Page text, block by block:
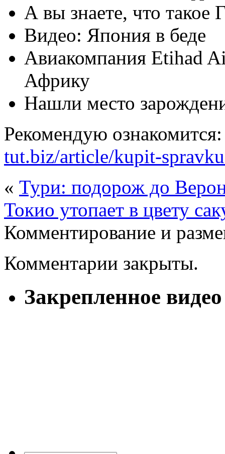
А вы знаете, что такое
Видео: Япония в беде
Авиакомпания Etihad
Африку
Нашли место
Рекомендую
tut.biz/article/kupit-
« Тури: подорож до
Токио утопает в цвету
Комментирование и
Комментарии закрыты.
Закрепленное видео